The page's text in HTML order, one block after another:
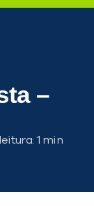
–